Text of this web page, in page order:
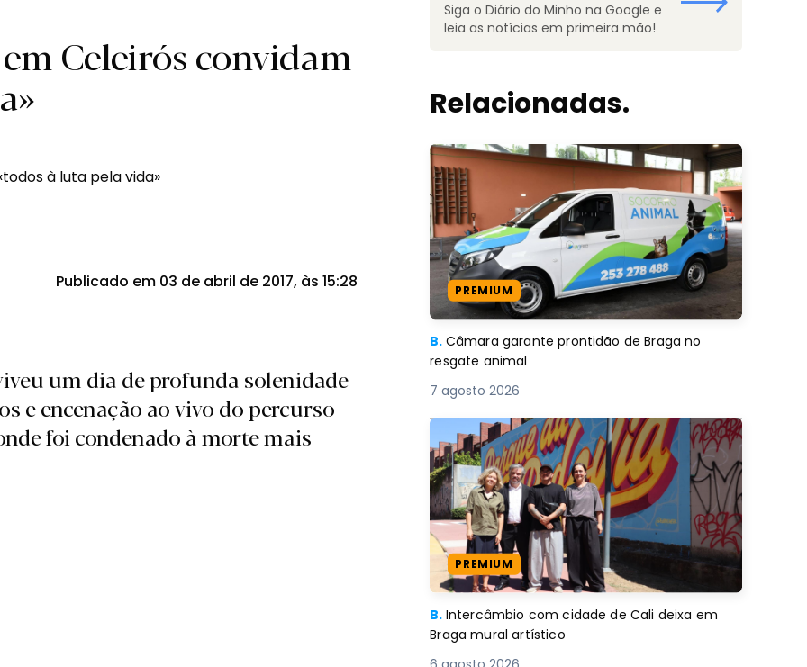
Celeirós convidam
Publicado em 03 de abril de 2017, às 15:28
um dia de profunda solenidade
e encenação ao vivo do percurso
foi condenado à morte mais
Siga o Diário do Minho na Google e
leia as notícias em primeira mão!
Relacionadas.
PREMIUM
B. Câmara garante prontidão de Braga no
resgate animal
7 agosto 2026
PREMIUM
B. Intercâmbio com cidade de Cali deixa em
Braga mural artístico